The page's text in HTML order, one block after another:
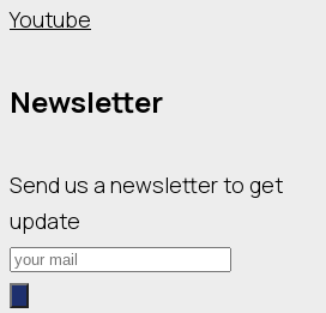
Youtube
Newsletter
Send us a newsletter to get
update